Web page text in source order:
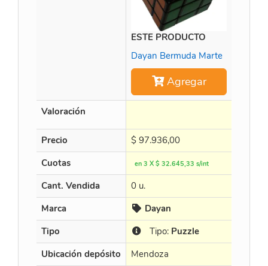
ESTE PRODUCTO
Dayan Bermuda Marte
Agregar
Valoración
Precio $ 97.936,00
Cuotas
en 3 X $ 32.645,33 s/int
Cant. Vendida 0 u.
Marca Dayan
Tipo
Tipo: Puzzle
Ubicación depósito
Mendoza